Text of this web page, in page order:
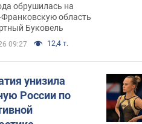
обрушилась на
область
Буковель
09:27 12,4 т.
унизила
России по